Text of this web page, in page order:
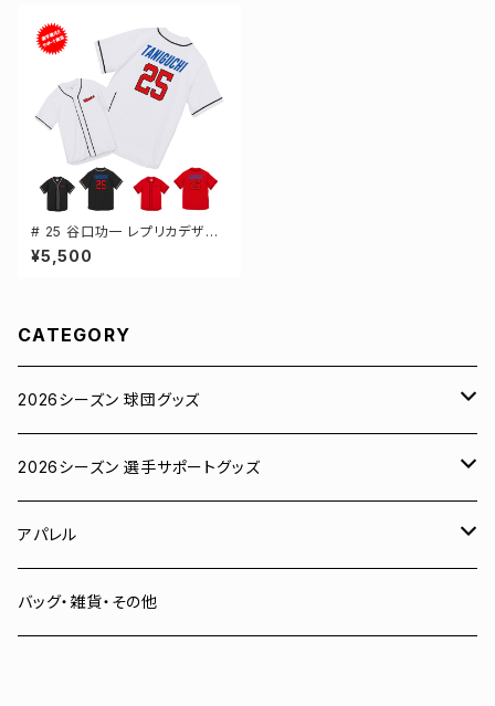
# 25 谷口功一 レプリカデザイ
ン 3カラー 選手還元 ベースボ
ールシャツ S-XXLサイズ 5982
¥5,500
CATEGORY
2026シーズン 球団グッズ
ユニフォーム
Tシャツ
スウェット
2026シーズン 選手サポートグッズ
# 00 蓮
# 0 岡田竜汰
アパレル
スウェット・パーカー
バッグ・雑貨・その他